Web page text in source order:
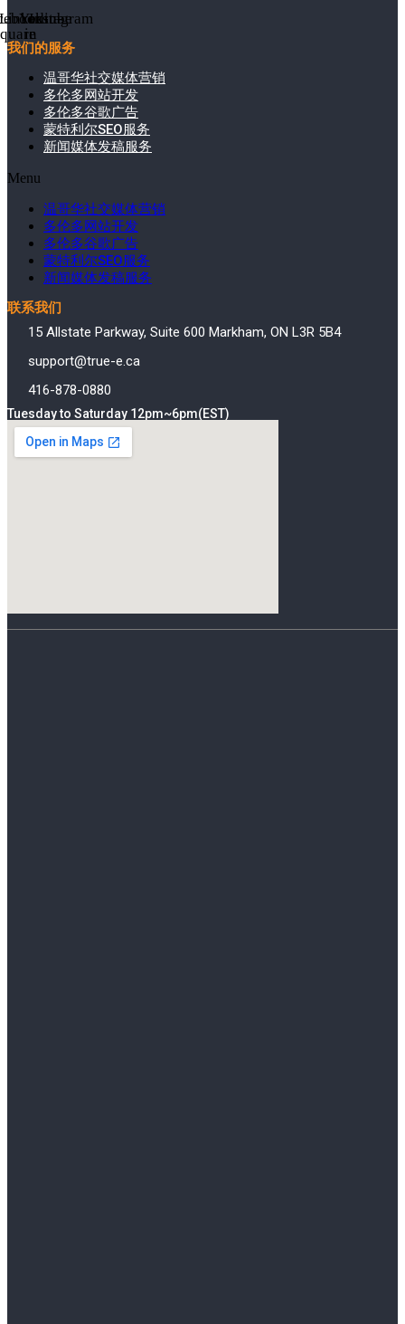
in
Youtube
Instagram
我们的服务
温哥华社交媒体营销
多伦多网站开发
多伦多谷歌广告
蒙特利尔SEO服务
新闻媒体发稿服务
Menu
温哥华社交媒体营销
多伦多网站开发
多伦多谷歌广告
蒙特利尔SEO服务
新闻媒体发稿服务
联系我们
15 Allstate Parkway, Suite 600 Markham, ON L3R 5B4
support@true-e.ca
416-878-0880
Tuesday to Saturday 12pm~6pm(EST)